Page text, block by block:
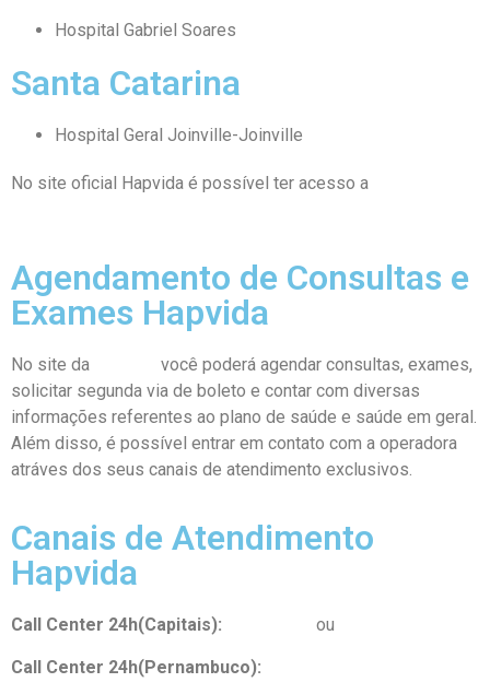
Hospital Gabriel Soares
Santa Catarina
Hospital Geral Joinville-Joinville
No site oficial Hapvida é possível ter acesso a
Agendamento de Consultas e
Exames Hapvida
No site da
você poderá agendar consultas, exames,
solicitar segunda via de boleto e contar com diversas
informações referentes ao plano de saúde e saúde em geral.
Além disso, é possível entrar em contato com a operadora
atráves dos seus canais de atendimento exclusivos.
Canais de Atendimento
Hapvida
Call Center 24h(Capitais): ou
Call Center 24h(Pernambuco):